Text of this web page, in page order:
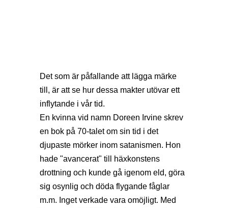
Det som är påfallande att lägga märke
till, är att se hur dessa makter utövar ett
inflytande i vår tid.
En kvinna vid namn Doreen Irvine skrev
en bok på 70-talet om sin tid i det
djupaste mörker inom satanismen. Hon
hade "avancerat" till häxkonstens
drottning och kunde gå igenom eld, göra
sig osynlig och döda flygande fåglar
m.m. Inget verkade vara omöjligt. Med